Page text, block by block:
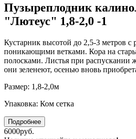
Пузыреплодник
"Лютеус" 1,8-2,0 -1
Кустарник высотой до 2,5-3 метров с
поникающими ветками. Кора на
полосками. Листья при распускании
они зеленеют, осенью вновь
Размер: 1,8-2,0м
Упаковка: Ком сетка
Подробнее
6000руб.